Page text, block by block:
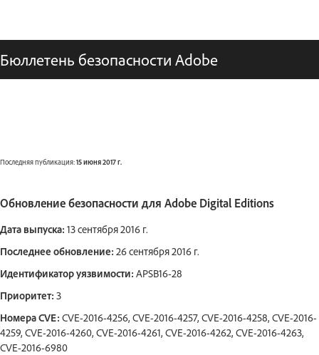
Бюллетень безопасности Adobe
Последняя публикация:15 июня 2017 г.
Обновление безопасности для Adobe Digital Editions
Дата выпуска: 13 сентября 2016 г.
Последнее обновление: 26 сентября 2016 г.
Идентификатор уязвимости: APSB16-28
Приоритет: 3
Номера CVE: CVE-2016-4256, CVE-2016-4257, CVE-2016-4258, CVE-2016-
4259, CVE-2016-4260, CVE-2016-4261, CVE-2016-4262, CVE-2016-4263,
CVE-2016-6980